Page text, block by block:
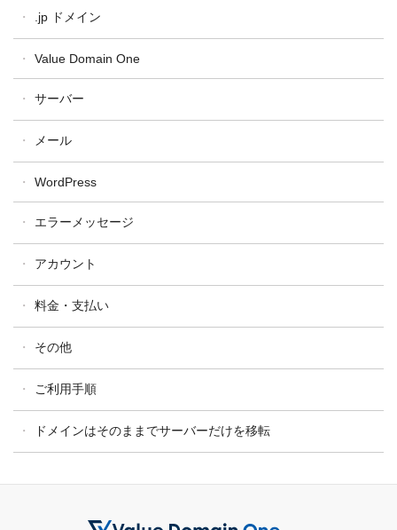
ドメイン更新
WHOIS
.jp ドメイン
Value Domain One
サーバー
バリューサーバー
メール
WordPress
エラーメッセージ
アカウント
料金・支払い
その他
ご利用手順
ドメインはそのままでサーバーだけを移転